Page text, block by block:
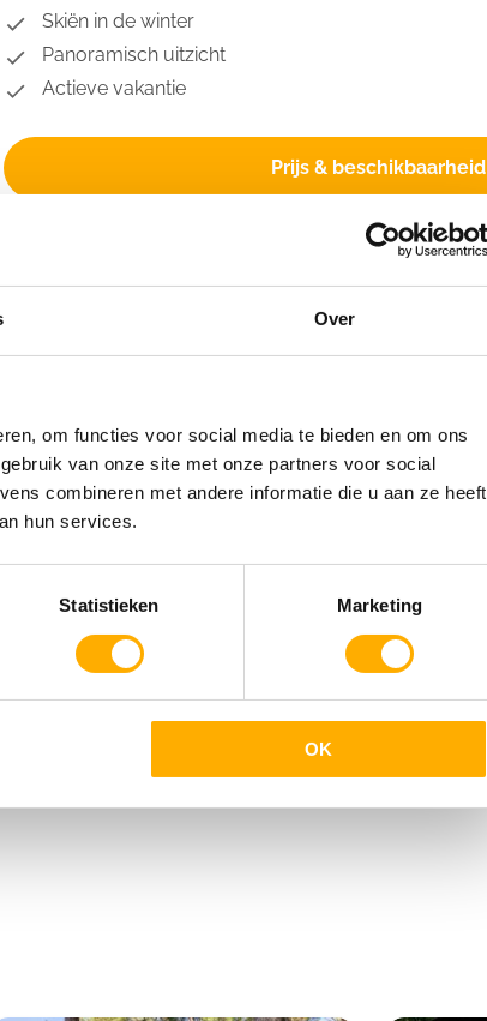
Over
om functies voor social media te bieden en om ons
van onze site met onze partners voor social
combineren met andere informatie die u aan ze heeft
hun services.
Statistieken Marketing
OK
Skiën in de winter
Panoramisch uitzicht
Actieve vakantie
Prijs & beschikbaarheid
Website